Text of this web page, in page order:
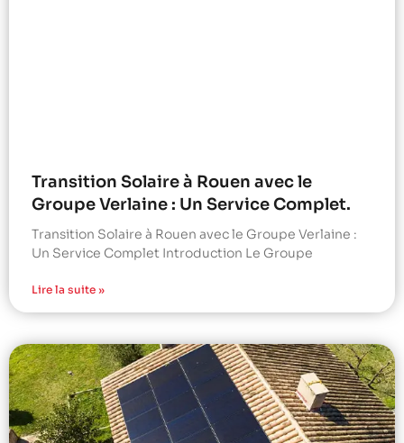
Transition Solaire à Rouen avec le
Groupe Verlaine : Un Service Complet.
Transition Solaire à Rouen avec le Groupe Verlaine :
Un Service Complet Introduction Le Groupe
Lire la suite »